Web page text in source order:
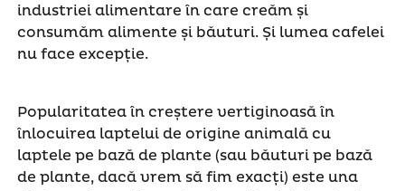
industriei alimentare în care creăm și
consumăm alimente și băuturi. Și lumea cafelei
nu face excepție.
Popularitatea în creștere vertiginoasă în
înlocuirea laptelui de origine animală cu
laptele pe bază de plante (sau băuturi pe bază
de plante, dacă vrem să fim exacți) este una